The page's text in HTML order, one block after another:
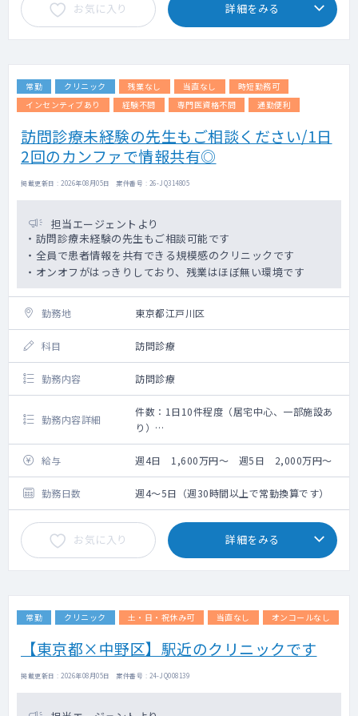
・主な疾患：一般内科、消化器疾患、生活習
慣病（高血圧・糖尿病・脂質異常症等）を中
心とした外来診療
・担当数：応相談
※現在、非常勤の内視鏡専門医が在籍してい
しております。
・メーカー：オリンパス
■各種検査
・心電図検査
・腹部超音波検査
・ピロリ菌検査
・その他、診療に付随する各種検査業務
■その他
・将来的には企業健診や産業医業務にも携わ
っていただく可能性があります（ご希望・ご
経験を考慮のうえ相談）
■カルテ
・電子カルテ導入済み
＜ポイント＞
外来診療を中心にご活躍いただきながら、内
視鏡や健診、将来的な産業医業務など、多様
な経験を積むことができる環境です。
ひとりに寄り添った医療を実践していただけ
お気に入り 詳細をみる
常勤 クリニック 残業なし 当直なし
時短勤務可
インセンティブあり
経験不問 専門医資格不問 通勤便利
訪問診療未経験の先生もご相談ください/1日
2回のカンファで情報共有◎
掲載更新日 : 2026年08月05日 案件番号 : 26-JQ314805
担当エージェントより
・訪問診療未経験の先生もご相談可能です
・全員で患者情報を共有できる規模感のクリニックです
・オンオフがはっきりしており、残業はほぼ無い環境です
勤務地 東京都江戸川区
科目 訪問診療
勤務内容 訪問診療
勤務内容詳細
件数：1日10件程度（居宅中心、一部施設あ
り）
訪問診療をお願いいたします。
給与
週4日 1,600万円～ 週5日 2,000万円～
勤務日数 週4～5日（週30時間以上で常勤換算です）
お気に入り 詳細をみる
常勤 クリニック 土・日・祝休み可 当直なし オンコールなし
【東京都×中野区】駅近のクリニックです
掲載更新日 : 2026年08月05日 案件番号 : 24-JQ008139